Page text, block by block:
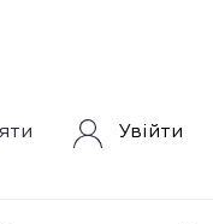
Увійти